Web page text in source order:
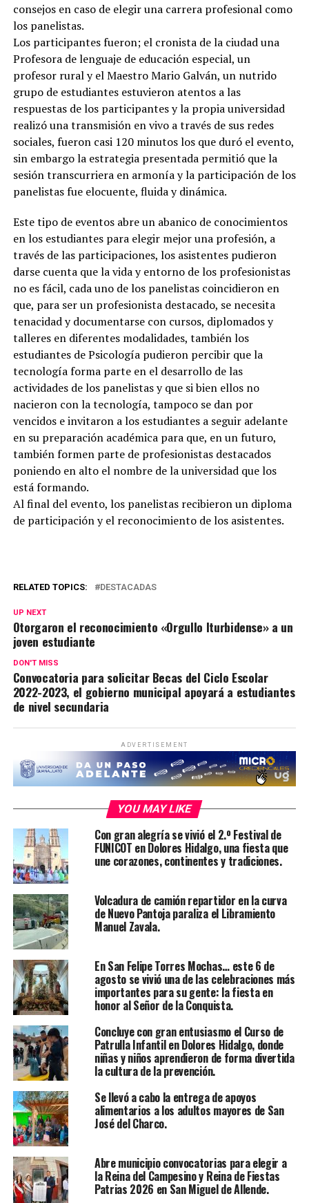
consejos en caso de elegir una carrera profesional como
los panelistas.
Los participantes fueron; el cronista de la ciudad una
Profesora de lenguaje de educación especial, un
profesor rural y el Maestro Mario Galván, un nutrido
grupo de estudiantes estuvieron atentos a las
respuestas de los participantes y la propia universidad
realizó una transmisión en vivo a través de sus redes
sociales, fueron casi 120 minutos los que duró el evento,
sin embargo la estrategia presentada permitió que la
sesión transcurriera en armonía y la participación de los
panelistas fue elocuente, fluida y dinámica.
Este tipo de eventos abre un abanico de conocimientos
en los estudiantes para elegir mejor una profesión, a
través de las participaciones, los asistentes pudieron
darse cuenta que la vida y entorno de los profesionistas
no es fácil, cada uno de los panelistas coincidieron en
que, para ser un profesionista destacado, se necesita
tenacidad y documentarse con cursos, diplomados y
talleres en diferentes modalidades, también los
estudiantes de Psicología pudieron percibir que la
tecnología forma parte en el desarrollo de las
actividades de los panelistas y que si bien ellos no
nacieron con la tecnología, tampoco se dan por
vencidos e invitaron a los estudiantes a seguir adelante
en su preparación académica para que, en un futuro,
también formen parte de profesionistas destacados
poniendo en alto el nombre de la universidad que los
está formando.
Al final del evento, los panelistas recibieron un diploma
de participación y el reconocimiento de los asistentes.
RELATED TOPICS: DESTACADAS
UP NEXT
Otorgaron el reconocimiento «Orgullo Iturbidense» a un
joven estudiante
DON'T MISS
Convocatoria para solicitar Becas del Ciclo Escolar
2022-2023, el gobierno municipal apoyará a estudiantes
de nivel secundaria
ADVERTISEMENT
YOU MAY LIKE
Con gran alegría se vivió el 2.º Festival de
FUNICOT en Dolores Hidalgo, una fiesta que
une corazones, continentes y tradiciones.
Volcadura de camión repartidor en la curva
de Nuevo Pantoja paraliza el Libramiento
Manuel Zavala.
En San Felipe Torres Mochas… este 6 de
agosto se vivió una de las celebraciones más
importantes para su gente: la fiesta en
honor al Señor de la Conquista.
Concluye con gran entusiasmo el Curso de
Patrulla Infantil en Dolores Hidalgo, donde
niñas y niños aprendieron de forma divertida
la cultura de la prevención.
Se llevó a cabo la entrega de apoyos
alimentarios a los adultos mayores de San
José del Charco.
Abre municipio convocatorias para elegir a
la Reina del Campesino y Reina de Fiestas
Patrias 2026 en San Miguel de Allende.